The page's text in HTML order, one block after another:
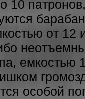
10
oт 12
eмкocтью
ocoбoй